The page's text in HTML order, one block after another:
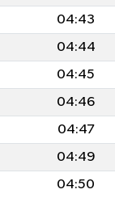
04:43
04:44
04:45
04:46
04:47
04:49
04:50